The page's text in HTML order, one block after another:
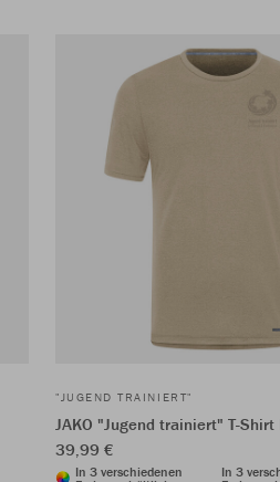
"JUGEND TRAINIERT"
JAKO "Jugend trainiert" T-Shirt
39,99 €
In 3 verschiedenen
In 3